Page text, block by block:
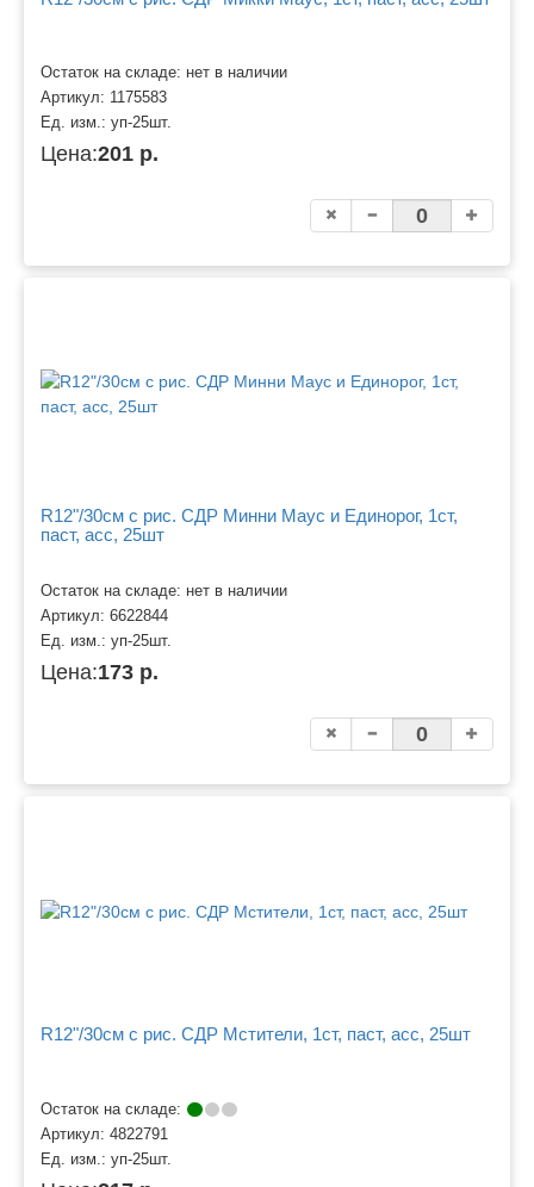
Остаток на складе: нет в наличии
Артикул: 1175583
Ед. изм.: уп-25шт.
Цена:201 р.
R12"/30см с рис. СДР Минни Маус и Единорог, 1ст,
паст, асс, 25шт
Остаток на складе: нет в наличии
Артикул: 6622844
Ед. изм.: уп-25шт.
Цена:173 р.
R12"/30см с рис. СДР Мстители, 1ст, паст, асс, 25шт
Остаток на складе:
Артикул: 4822791
Ед. изм.: уп-25шт.